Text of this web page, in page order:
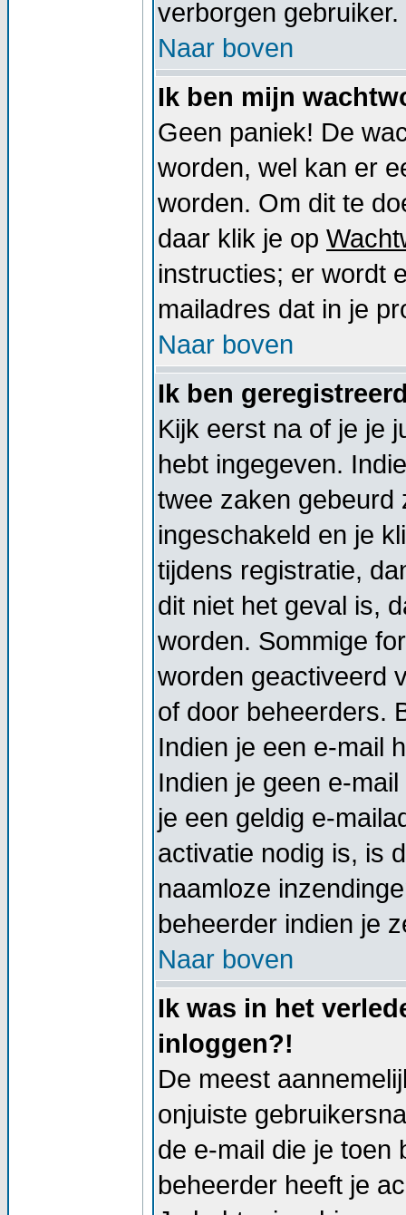
verborgen gebruiker.
Naar boven
Ik ben mijn
Geen paniek! De
worden, wel kan er
worden. Om dit te
daar klik je op
instructies; er wordt
mailadres dat in je
Naar boven
Ik ben
Kijk eerst na of je je
hebt ingegeven.
twee zaken gebeurd
ingeschakeld en je
tijdens registratie,
dit niet het geval is,
worden. Sommige
worden geactiveerd
of door beheerders.
Indien je een e-mail
Indien je geen e-
je een geldig e-
activatie nodig is, is
naamloze
beheerder indien je
Naar boven
Ik was in het
inloggen?!
De meest
onjuiste
de e-mail die je toen
beheerder heeft je